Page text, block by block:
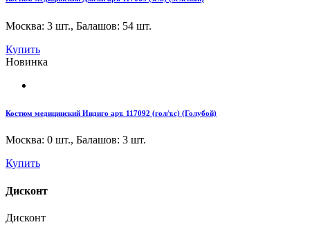
Москва: 3 шт., Балашов: 54 шт.
Купить
Новинка
Костюм медицинский Индиго арт. 117092 (гол/т.с) (Голубой)
Москва: 0 шт., Балашов: 3 шт.
Купить
Дисконт
Дисконт